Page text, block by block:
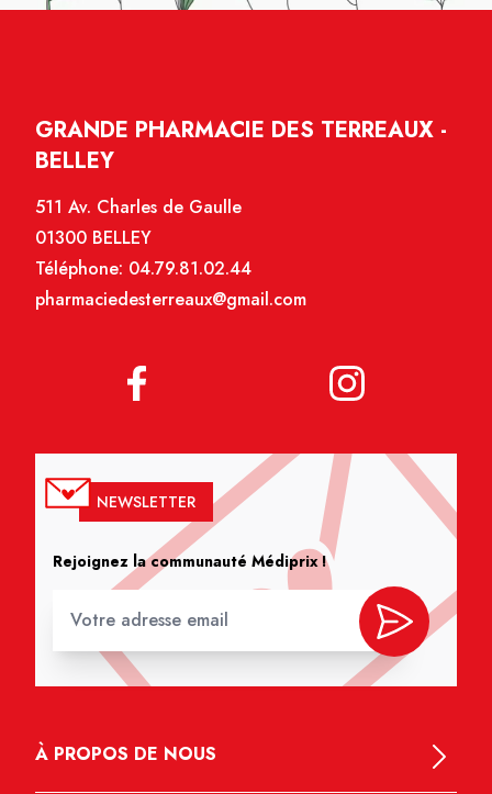
GRANDE PHARMACIE DES TERREAUX -
BELLEY
511 Av. Charles de Gaulle
01300 BELLEY
Téléphone: 04.79.81.02.44
pharmaciedesterreaux@gmail.com
NEWSLETTER
Rejoignez la communauté Médiprix !
À PROPOS DE NOUS